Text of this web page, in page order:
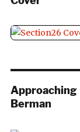
Approaching
Berman